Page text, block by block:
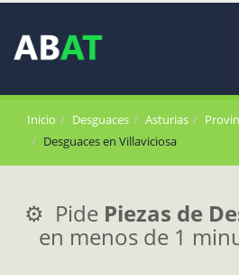
Inicio Desguaces Asturias
Desguaces en Villaviciosa
⚙️ Pide Piezas de
en menos de 1